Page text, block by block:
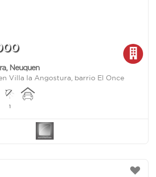
, Neuquen
Villa la Angostura, barrio El Once
1